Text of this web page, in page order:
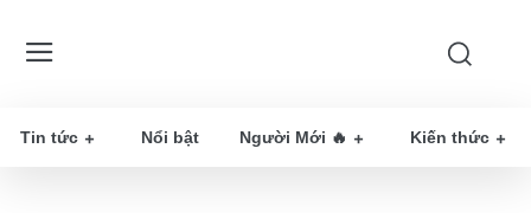
Tin tức Nổi bật Người Mới 🔥 Kiến thức